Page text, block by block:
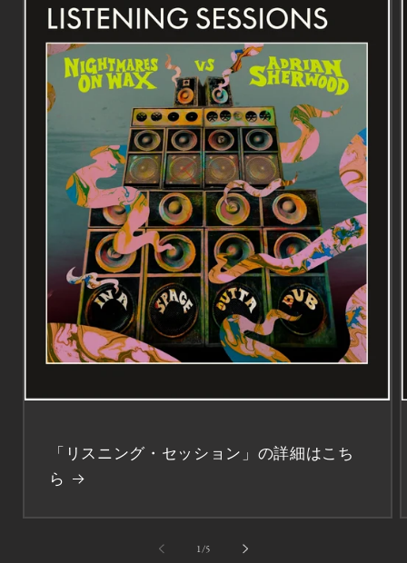
「リスニング・セッション」の詳細はこち
ら
1/の5